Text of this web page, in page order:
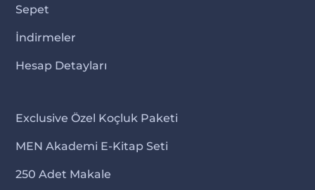
Sepet
İndirmeler
Hesap Detayları
Exclusive Özel Koçluk Paketi
MEN Akademi E-Kitap Seti
250 Adet Makale